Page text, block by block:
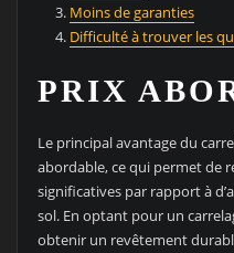
Moins de garanties
Difficulté à trouver les
PRIX
Le principal avantage du
abordable, ce qui permet de
significatives par rapport à
sol. En optant pour un
obtenir un revêtement